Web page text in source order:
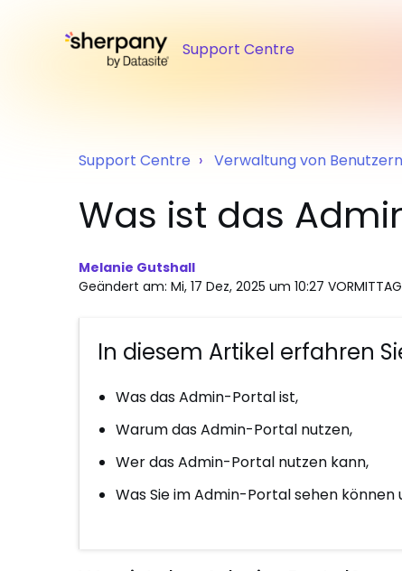
Support Centre
Support Centre Verwaltung von
Was ist das
Melanie Gutshall
Geändert am: Mi, 17 Dez, 2025 um 10:27
In diesem Artikel erfahren
Was das Admin-Portal ist,
Warum das Admin-Portal nutzen,
Wer das Admin-Portal nutzen kann,
Was Sie im Admin-Portal sehen können